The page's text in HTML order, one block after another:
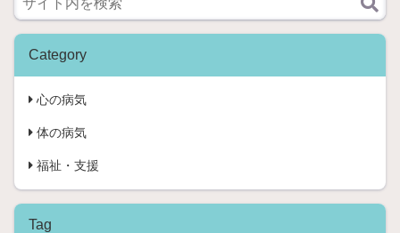
Category
心の病気
体の病気
福祉・支援
Tag